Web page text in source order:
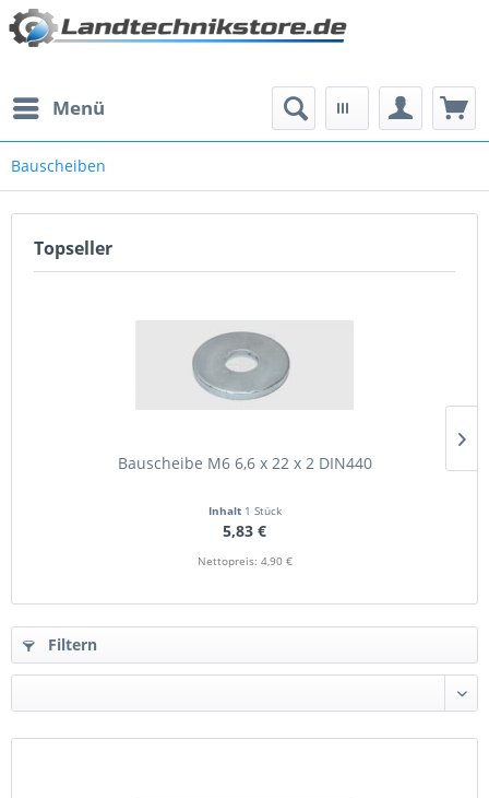
Menü
Bauscheiben
Topseller
Bauscheibe M6 6,6 x 22 x 2 DIN440
Inhalt 1 Stück
5,83 €
Nettopreis: 4,90 €
Filtern